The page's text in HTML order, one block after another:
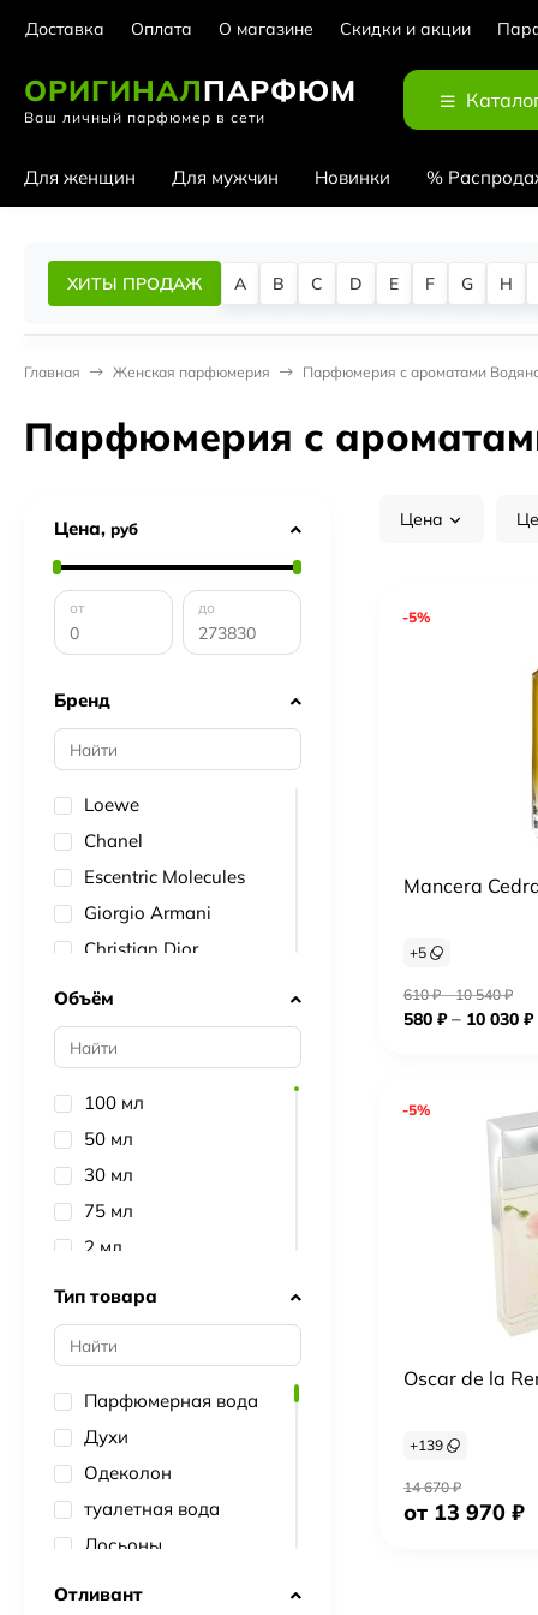
Доставка Оплата О магазине Скидки и акции
ОРИГИНАЛПАРФЮМ
Ваш личный парфюмер в сети
Для женщин Для мужчин Новинки %
ХИТЫ ПРОДАЖ A B C D E F G H
Главная Женская парфюмерия Парфюмерия с ароматами
Парфюмерия с
Цена
-5%
Mancera
+5
610₽–10 540₽
580 ₽– 10 030 ₽
-5%
Oscar de la
+139
14 670₽
от 13 970 ₽
Цена, руб
от до
Бренд
Loewe
Chanel
Escentric Molecules
Giorgio Armani
Christian Dior
Givenchy
Lancome
Paco Rabanne
Versace
Gucci
Attar Collection
Creed
Hugo Boss
Estee Lauder
Kilian
Byredo
Yves Saint Laurent
Lanvin
Hermes
Объём
100 мл
50 мл
30 мл
75 мл
2 мл
1.5 мл
5 мл
10 мл
80 мл
7.5 мл
15 мл
60 мл
Тип товара
Парфюмерная вода
Духи
Одеколон
туалетная вода
Лосьоны
Отливант